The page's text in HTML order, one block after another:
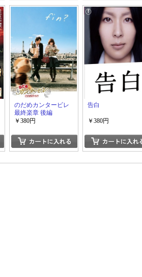
のだめカンタービレ
最終楽章 後編
￥380円
告白
￥380円